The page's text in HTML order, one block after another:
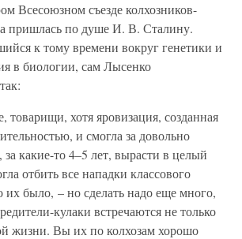
Всесоюзном съезде колхозников-
пришлась по душе И. В. Сталину.
к тому времени вокруг генетики и
в биологии, сам Лысенко
хотя яровизация, созданная
и смогла за довольно
какие-то 4–5 лет, вырасти в целый
отбить все нападки классового
их было, – но сделать надо еще много,
кулаки встречаются не только
жизни. Вы их по колхозам хорошо